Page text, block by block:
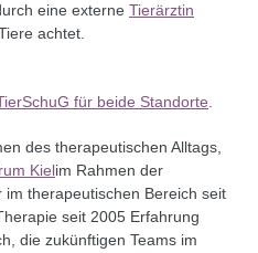
eine externe Tierärztin
achtet.
für beide Standorte
des therapeutischen Alltags,
Kielim Rahmen der
therapeutischen Bereich seit
seit 2005 Erfahrung
die zukünftigen Teams im